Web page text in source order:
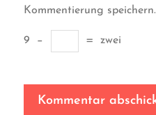
Kommentierung speichern.
9 − = zwei